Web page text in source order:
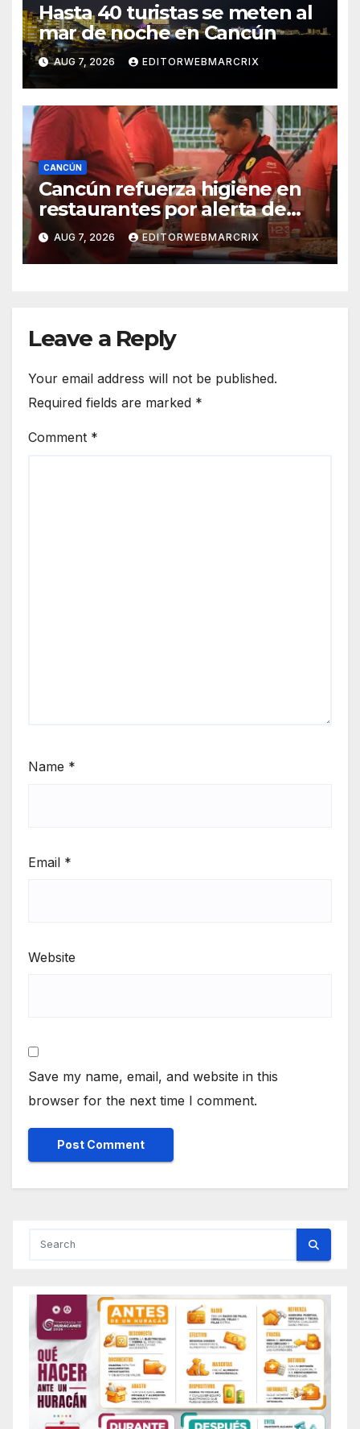
Hasta 40 turistas se meten al
mar de noche en Cancún
AUG 7, 2026 EDITORWEBMARCRIX
CANCÚN
Cancún refuerza higiene en
restaurantes por alerta de
infecciones intestinales
AUG 7, 2026 EDITORWEBMARCRIX
Leave a Reply
Your email address will not be published.
Required fields are marked *
Comment *
Name *
Email *
Website
Save my name, email, and website in this
browser for the next time I comment.